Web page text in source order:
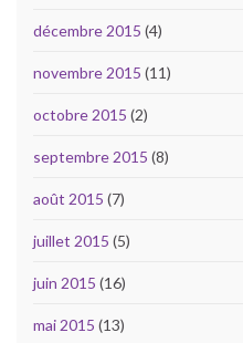
décembre 2015 (4)
novembre 2015 (11)
octobre 2015 (2)
septembre 2015 (8)
août 2015 (7)
juillet 2015 (5)
juin 2015 (16)
mai 2015 (13)